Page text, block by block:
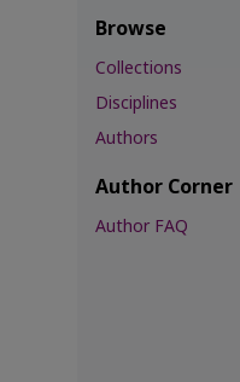
Browse
Collections
Disciplines
Authors
Author Corner
Author FAQ